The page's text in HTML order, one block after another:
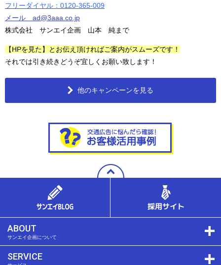
フリーダイヤル：0120-365-009
メール ad@3aaa.co.jp
株式会社 サンエイ企画 山本 純まで
【HPを見た】とお伝え頂ければご案内がスムーズです！
それでは引き続きどうぞ宜しくお願い致します！
他のキャンペーンを見る
ABOUT
サンエイ企画について
SERVICE